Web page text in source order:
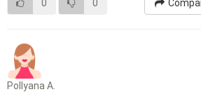
0 0
Pollyana A.